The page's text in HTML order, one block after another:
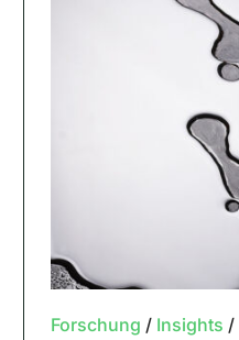
Forschung / Insights /